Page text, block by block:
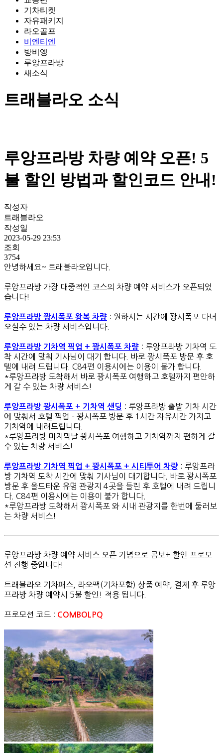
기차티켓
자유패키지
라오골프
비엔티엔
방비엥
루앙프라방
새소식
트래블라오 소식
루앙프라방 차량 예약 오픈! 5
불 할인 방법과 할인코드 안내!
작성자
트래블라오
작성일
2023-05-29 23:53
조회
3754
안녕하세요~ 트래블라오입니다.
루앙프라방 가장 대중적인 코스의 차량 예약 서비스가 오픈되었
습니다!
루앙프라방 꽝시폭포 왕복 차량 : 원하시는 시간에 꽝시폭포 다녀
오실수 있는 차량 서비스입니다.
루앙프라방 기차역 픽업 + 꽝시폭포 차량 : 루앙프라방 기차역 도
착 시간에 맞춰 기사님이 대기 합니다. 바로 꽝시폭포 방문 후 호
텔에 내려 드립니다. C84편 이용시에는 이용이 불가 합니다.
*루앙프라방 도착해서 바로 꽝시폭포 여행하고 호텔까지 편안하
게 갈 수 있는 차량 서비스!
루앙프라방 꽝시폭포 + 기차역 샌 딩 : 루앙프라방 출발 기차 시간
에 맞춰서 호텔 픽업 - 꽝시폭포 방문 후 1시간 자유시간 가지고
기차역에 내려드립니다.
*루앙프라방 마지막날 꽝시폭포 여행하고 기차역까지 편하게 갈
수 있는 차량 서비스!
루앙프라방 기차역 픽업 + 꽝시폭포 + 시티투어 차량 : 루앙프라
방 기차역 도착 시간에 맞춰 기사님이 대기합니다. 바로 꽝시폭포
방문 후 올드타운 유명 관광지 4곳을 들린 후 호텔에 내려 드립니
다. C84편 이용시에는 이용이 불가 합니다.
*루앙프라방 도착해서 꽝시폭포 와 시내 관광지를 한번에 둘러보
는 차량 서비스!
루앙프라방 차량 예약 서비스 오픈 기념으로 콤보+ 할인 프로모
션 진행 중입니다!
트래블라오 기차패스, 라오팩(기차포함) 상품 예약, 결제 후 루앙
프라방 차량 예약시 5불 할인! 적용 됩니다.
프로모션 코드 : COMBOLPQ